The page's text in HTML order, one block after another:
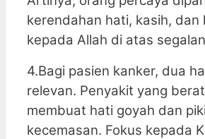
kerendahan hati, kasih, dan
kepada Allah di atas
4.Bagi pasien kanker, dua
relevan. Penyakit yang
membuat hati goyah dan
kecemasan. Fokus kepada